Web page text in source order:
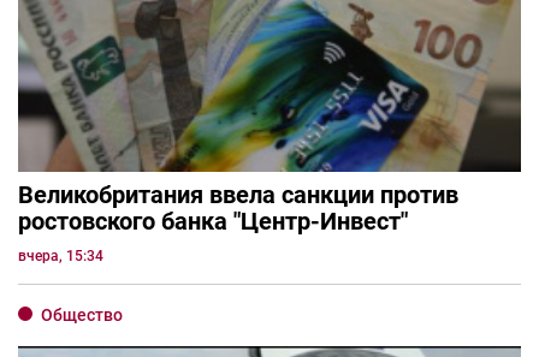
Великобритания ввела санкции против
ростовского банка "Центр-Инвест"
вчера, 15:34
Общество